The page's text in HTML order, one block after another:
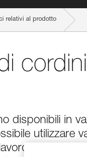
relativi al prodotto
disponibili in
utilizzare
La scelta